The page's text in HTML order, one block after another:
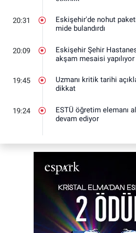
20:31
Eskişehir'de nohut
mide bulandırdı
20:09
Eskişehir Şehir
akşam mesaisi yapılıyor
19:45
Uzmanı kritik tarihi
dikkat
19:24
ESTÜ öğretim elemanı
devam ediyor